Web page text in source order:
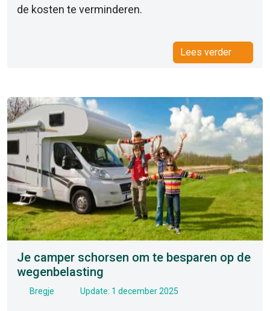
de kosten te verminderen.
Lees verder
Je camper schorsen om te besparen op de
wegenbelasting
Bregje Update: 1 december 2025